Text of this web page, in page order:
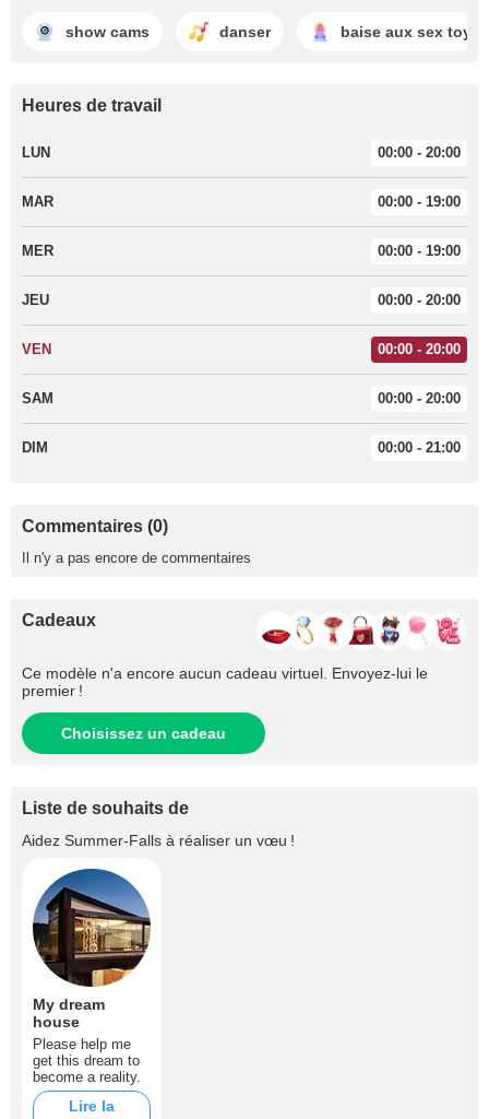
show cams danser baise aux sex toys
Heures de travail
LUN 00:00 - 20:00
MAR 00:00 - 19:00
MER 00:00 - 19:00
JEU 00:00 - 20:00
VEN 00:00 - 20:00
SAM 00:00 - 20:00
DIM 00:00 - 21:00
Commentaires (0)
Il n'y a pas encore de commentaires
Cadeaux
Ce modèle n'a encore aucun cadeau virtuel. Envoyez-lui le
premier !
Choisissez un cadeau
Liste de souhaits de
Aidez Summer-Falls à réaliser un vœu !
My dream
house
Please help me
get this dream to
become a reality.
Lire la